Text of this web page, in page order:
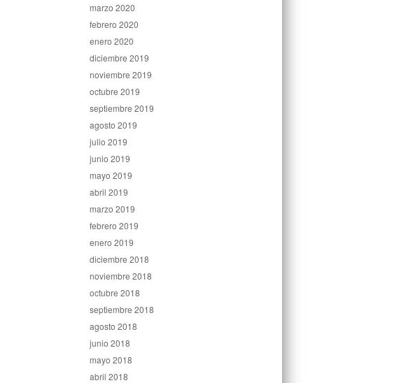
marzo 2020
febrero 2020
enero 2020
diciembre 2019
noviembre 2019
octubre 2019
septiembre 2019
agosto 2019
julio 2019
junio 2019
mayo 2019
abril 2019
marzo 2019
febrero 2019
enero 2019
diciembre 2018
noviembre 2018
octubre 2018
septiembre 2018
agosto 2018
junio 2018
mayo 2018
abril 2018